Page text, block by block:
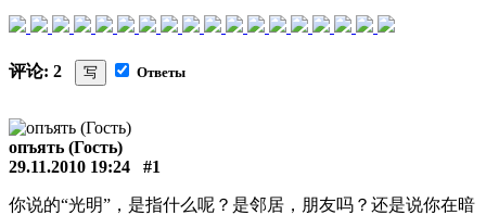
评论: 2 写 Ответы
опъять (Гость)
29.11.2010 19:24
#1
你说的“光明”，是指什么呢？是邻居，朋友吗？还是说你在暗